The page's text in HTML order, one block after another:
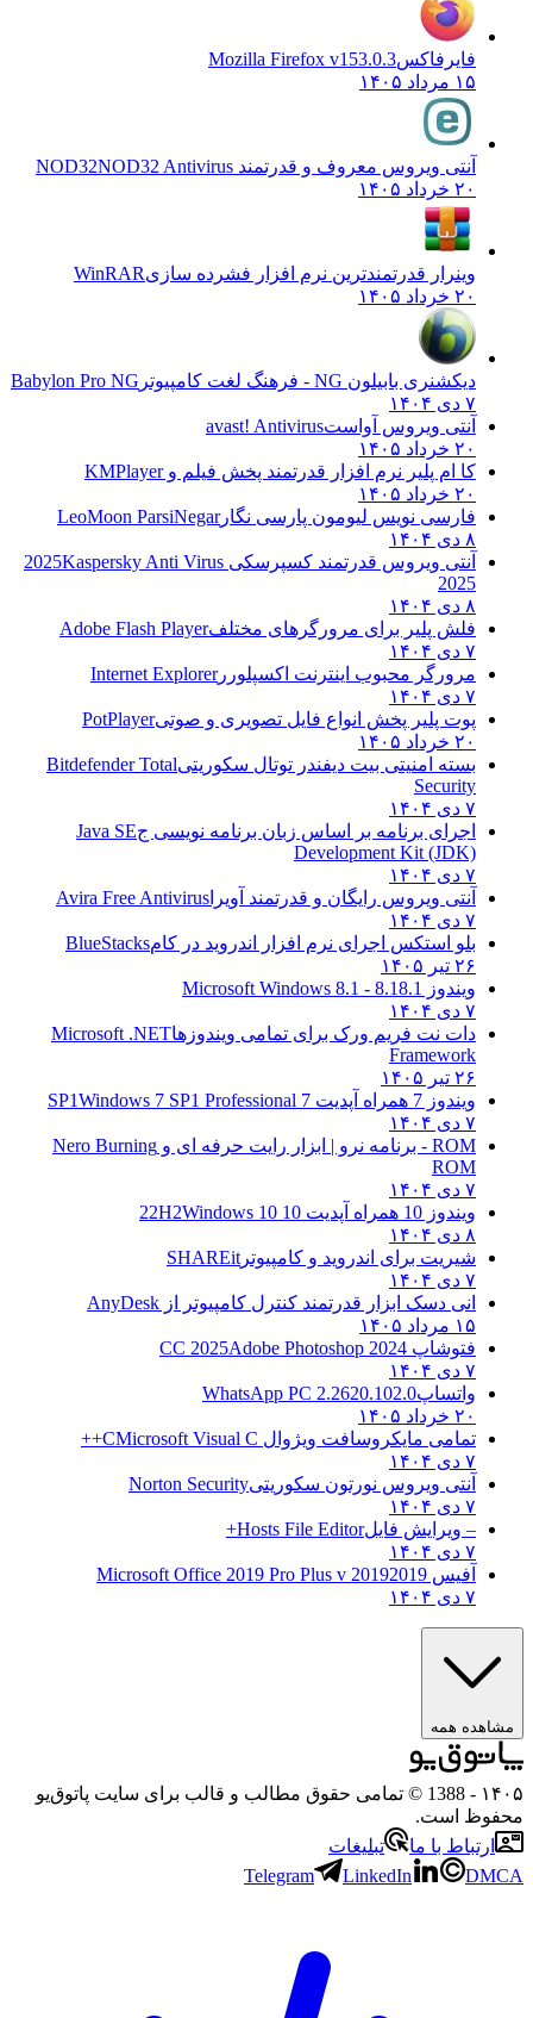
فایرفاکسMozilla Firefox v153.0.3
۱۵ مرداد ۱۴۰۵
آنتی ویروس معروف و قدرتمند NOD32 NOD32 Antivirus
۲۰ خرداد ۱۴۰۵
وینرار قدرتمندترین نرم افزار فشرده سازیWinRAR
۲۰ خرداد ۱۴۰۵
دیکشنری بابیلون NG - فرهنگ لغت کامپیوتر
Babylon Pro NG
۷ دی ۱۴۰۴
آنتی ویروس آواستavast! Antivirus
۲۰ خرداد ۱۴۰۵
کا ام پلیر نرم افزار قدرتمند پخش فیلم وKMPlayer
۲۰ خرداد ۱۴۰۵
فارسی نویس لیومون پارسی نگارLeoMoon ParsiNegar
۸ دی ۱۴۰۴
آنتی ویروس قدرتمند کسپرسکی 2025 Kaspersky Anti Virus
2025
۸ دی ۱۴۰۴
فلش پلیر برای مرورگرهای مختلفAdobe Flash Player
۷ دی ۱۴۰۴
مرورگر محبوب اینترنت اکسپلوررInternet Explorer
۷ دی ۱۴۰۴
پوت پلیر پخش انواع فایل تصویری و صوتیPotPlayer
۲۰ خرداد ۱۴۰۵
بسته امنیتی بیت دیفندر توتال سکوریتیBitdefender Total
Security
۷ دی ۱۴۰۴
اجرای برنامه بر اساس زبان برنامه نویسی جJava SE
Development Kit (JDK)
۷ دی ۱۴۰۴
آنتی ویروس رایگان و قدرتمند آویرا Avira Free Antivirus
۷ دی ۱۴۰۴
بلو استکس اجرای نرم افزار اندروید در کامBlueStacks
۲۶ تیر ۱۴۰۵
ویندوز 8.1
8.1 - Microsoft Windows 8.1
۷ دی ۱۴۰۴
دات نت فریم ورک برای تمامی ویندوزهاMicrosoft .NET
Framework
۲۶ تیر ۱۴۰۵
ویندوز 7 همراه آپدیت 7 SP1
Windows 7 SP1 Professional
۷ دی ۱۴۰۴
ROM - برنامه نرو | ابزار رایت حرفه ای و
Nero Burning
ROM
۷ دی ۱۴۰۴
ویندوز 10 همراه آپدیت 10 22H2
Windows 10
۸ دی ۱۴۰۴
شیریت برای اندروید و کامپیوتر SHAREit
۷ دی ۱۴۰۴
انی دسک ابزار قدرتمند کنترل کامپیوتر از AnyDesk
۱۵ مرداد ۱۴۰۵
فتوشاپ CC 2025 Adobe Photoshop 2024
۷ دی ۱۴۰۴
واتساپWhatsApp PC 2.2620.102.0
۲۰ خرداد ۱۴۰۵
تمامی مایکروسافت ویژوال C Microsoft Visual C++
۷ دی ۱۴۰۴
آنتی ویروس نورتون سکوریتیNorton Security
۷ دی ۱۴۰۴
– ویرایش فایلHosts File Editor+
۷ دی ۱۴۰۴
آفیس 2019 2019 Microsoft Office 2019 Pro Plus v
۷ دی ۱۴۰۴
مشاهده همه
۱۴۰۵
- 1388 © تمامی حقوق مطالب و قالب برای سایت پاتوق‌یو
محفوظ است.
ارتباط با ما
تبلیغات
Telegram
LinkedIn DMCA